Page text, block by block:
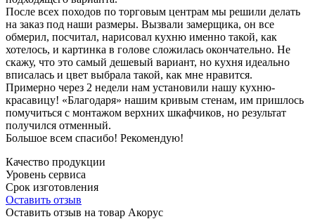
После всех походов по торговым центрам мы решили делать
на заказ под наши размеры. Вызвали замерщика, он все
обмерил, посчитал, нарисовал кухню именно такой, как
хотелось, и картинка в голове сложилась окончательно. Не
скажу, что это самый дешевый вариант, но кухня идеально
вписалась и цвет выбрала такой, как мне нравится.
Примерно через 2 недели нам установили нашу кухню-
красавицу! «Благодаря» нашим кривым стенам, им пришлось
помучиться с монтажом верхних шкафчиков, но результат
получился отменный.
Большое всем спасибо! Рекомендую!
Качество продукции
Уровень сервиса
Срок изготовления
Оставить отзыв
Оставить отзыв на товар Акорус